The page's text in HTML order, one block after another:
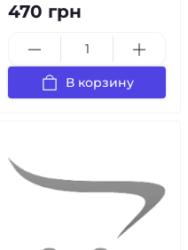
470 грн
В корзину